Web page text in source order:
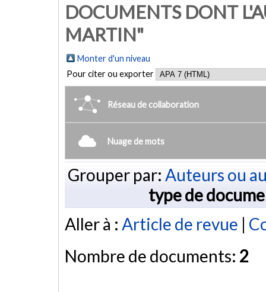
DOCUMENTS DONT
MARTIN"
Monter d'un niveau
Pour citer ou exporter
Réseau de collaboration
Nuage de mots
Grouper par: Auteurs ou
type de
Aller à : Article de revue |
Nombre de documents: 2